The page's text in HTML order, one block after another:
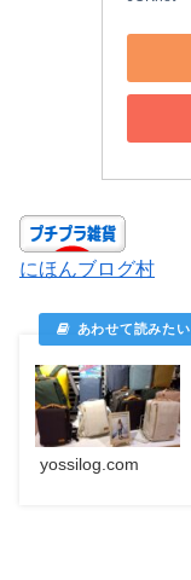
にほんブログ村
yossilog.com